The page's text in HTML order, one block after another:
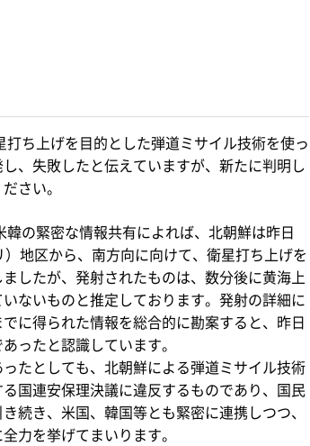
ち上げを目的とした弾道ミサイル技術を使っ
、失敗したと伝えていますが、新たに判明し
さい。
の緊密な情報共有によれば、北朝鮮は昨日
地区から、南方向に向けて、衛星打ち上げを
したが、発射されたものは、数分後に黄海上
ないものと推定しております。発射の詳細に
に得られた情報を総合的に勘案すると、昨日
ったと認識しています。
たとしても、北朝鮮による弾道ミサイル技術
国連安保理決議に違反するものであり、国民
続き、米国、韓国等とも緊密に連携しつつ、
力を挙げてまいります。